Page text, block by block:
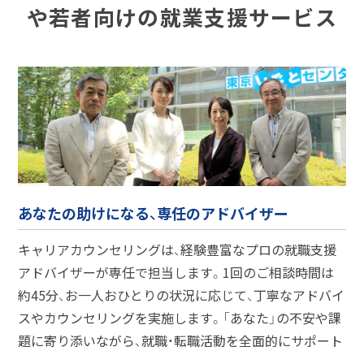
や若者向けの就業支援サービス
あなたの助けになる、専任のアドバイザー
キャリアカウンセリングは、経験豊富なプロの就職支援
アドバイザーが専任で担当します。1回のご相談時間は
約45分、お一人おひとりの状況に応じて、丁寧なアドバイ
スやカウンセリングを実施します。「あなた」の不安や課
題に寄り添いながら、就職・転職活動を全面的にサポート